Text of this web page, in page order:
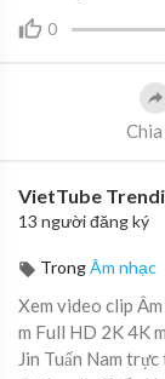
0
VietTube
13 người đăng ký
TrongÂm nhạc
Xem video clip
m Full HD 2K 4K
Jin Tuấn Nam